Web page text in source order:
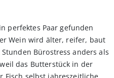
perfektes Paar gefunden
Wein wird älter, reifer, baut
Bürostress anders als
das Butterstück in der